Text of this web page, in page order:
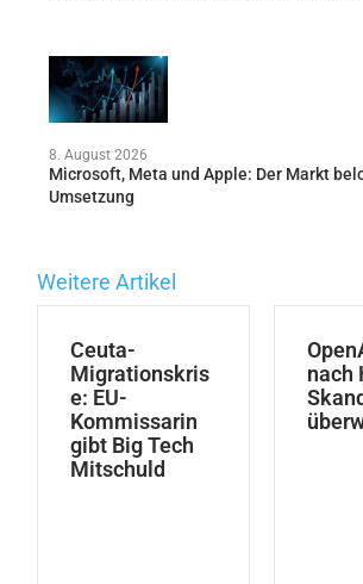
8. August 2026
Microsoft, Meta und Apple: Der Markt
Umsetzung
Weitere Artikel
Ceuta-
Migrationskris
e: EU-
Kommissarin
gibt Big Tech
Mitschuld
nach